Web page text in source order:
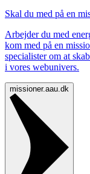
Skal du med på en
Arbejder du med
kom med på en
specialister om at
i vores webunivers.
missioner.aau.dk